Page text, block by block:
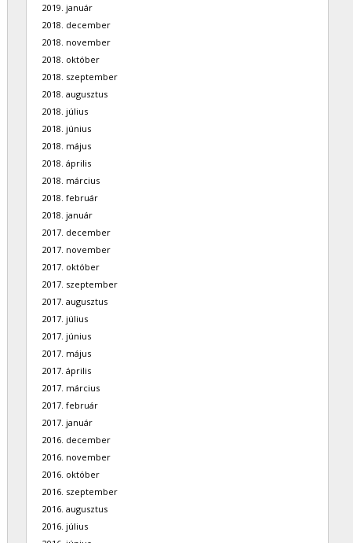
2019. január
2018. december
2018. november
2018. október
2018. szeptember
2018. augusztus
2018. július
2018. június
2018. május
2018. április
2018. március
2018. február
2018. január
2017. december
2017. november
2017. október
2017. szeptember
2017. augusztus
2017. július
2017. június
2017. május
2017. április
2017. március
2017. február
2017. január
2016. december
2016. november
2016. október
2016. szeptember
2016. augusztus
2016. július